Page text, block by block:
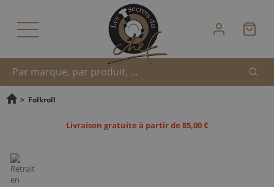
Recherche
> Folkroll
Livraison gratuite à partir de 85,00 €